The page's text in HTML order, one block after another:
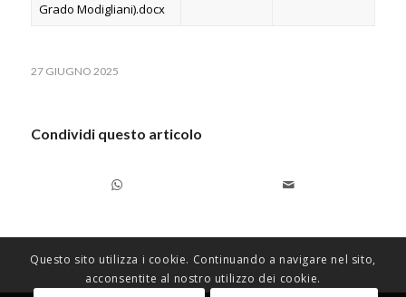
Grado Modigliani).docx
27 GIUGNO 2025
Condividi questo articolo
Questo sito utilizza i cookie. Continuando a navigare nel sito,
acconsentite al nostro utilizzo dei cookie.